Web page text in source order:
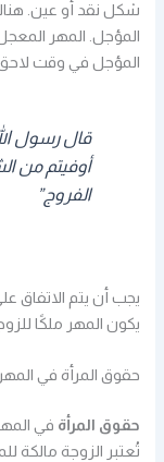
شكل نقد أو عين.
المؤجل. المهر المعجل
المؤجل في وقت لاحق،
قال رسول
أوفيتم من
الفروج”
يجب أن يتم الاتفاق
يكون المهر ملكًا
حقوق المرأة في
حقوق المرأة في
تُعتبر الزوجة مالكة